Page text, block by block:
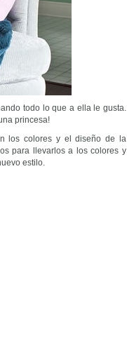
todo lo que a ella le gusta.
princesa!
los colores y el diseño de la
para llevarlos a los colores y
estilo.